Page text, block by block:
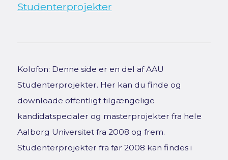
Studenterprojekter
Kolofon: Denne side er en del af AAU
Studenterprojekter. Her kan du finde og
downloade offentligt tilgængelige
kandidatspecialer og masterprojekter fra hele
Aalborg Universitet fra 2008 og frem.
Studenterprojekter fra før 2008 kan findes i